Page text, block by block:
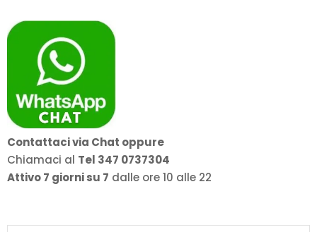
Contattaci via Chat oppure
Chiamaci al Tel 347 0737304
Attivo 7 giorni su 7 dalle ore 10 alle 22